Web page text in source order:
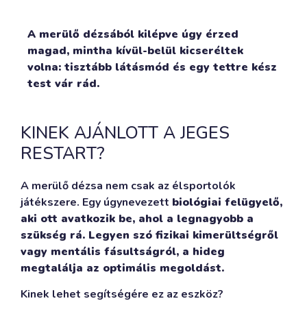
A merülő dézsából kilépve úgy érzed
magad, mintha kívül-belül kicseréltek
volna: tisztább látásmód és egy tettre kész
test vár rád.
KINEK AJÁNLOTT A JEGES
RESTART?
A merülő dézsa nem csak az élsportolók
játékszere. Egy úgynevezett biológiai felügyelő,
aki ott avatkozik be, ahol a legnagyobb a
szükség rá. Legyen szó fizikai kimerültségről
vagy mentális fásultságról, a hideg
megtalálja az optimális megoldást.
Kinek lehet segítségére ez az eszköz?